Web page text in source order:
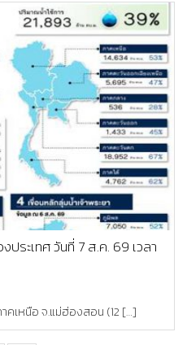
ระเทศ วันที่ 7 ส.ค. 69 เวลา
คเหนือ จ.แม่ฮ่องสอน (12 […]